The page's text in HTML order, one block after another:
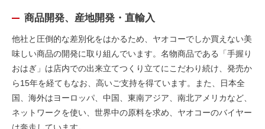
商品開発、産地開発・直輸入
他社と圧倒的な差別化をはかるため、ヤオコーでしか買えない美
味しい商品の開発に取り組んでいます。名物商品である「手握り
おはぎ」は店内での出来立てつくり立てにこだわり続け、発売か
ら15年を経てもなお、高いご支持を得ています。また、日本全
国、海外はヨーロッパ、中国、東南アジア、南北アメリカなど、
ネットワークを使い、世界中の原料を求め、ヤオコーのバイヤー